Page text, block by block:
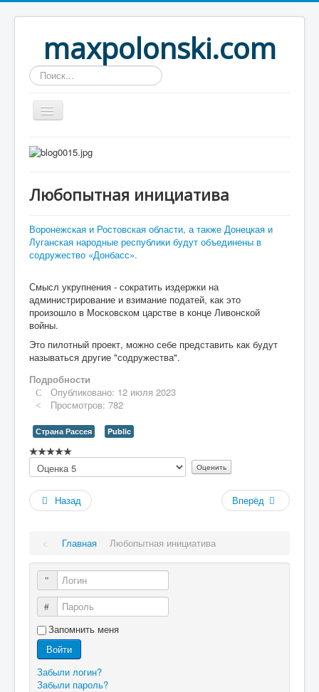
maxpolonski.com
Искать...
Home
Рассказы
Вход
Любопытная инициатива
Воронежская и Ростовская области, а также Донецкая и
Луганская народные республики будут объединены в
содружество «Донбасс».
Смысл укрупнения - сократить издержки на
администрирование и взимание податей, как это
произошло в Московском царстве в конце Ливонской
войны.
Это пилотный проект, можно себе представить как будут
называться другие "содружества".
Подробности
Опубликовано: 12 июля 2023
Просмотров: 782
Страна Рассея Public
Рейтинг:
/
Пожалуйста,
оцените
Назад
Вперёд
Главная Любопытная инициатива
Логин
Пароль
Запомнить меня
Войти
Забыли логин?
Забыли пароль?